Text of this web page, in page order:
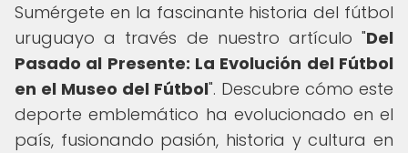
Sumérgete en la fascinante historia del fútbol
uruguayo a través de nuestro artículo "Del
Pasado al Presente: La Evolución del Fútbol
en el Museo del Fútbol". Descubre cómo este
deporte emblemático ha evolucionado en el
país, fusionando pasión, historia y cultura en